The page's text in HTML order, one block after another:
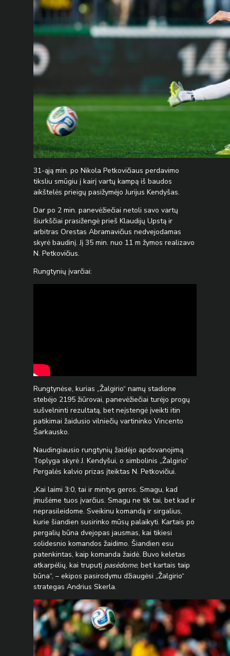
31-ąją min. po Nikola Petkovičiaus perdavimo
tiksliu smūgiu į kairį vartų kampą iš baudos
aikštelės prieigų pasižymėjo Jurijus Kendyšas.
Dar po 2 min. panevėžiečiai netoli savo vartų
šiurkščiai prasižengė prieš Klaudijų Upstą ir
arbitras Orestas Abramavičius nedvejodamas
skyrė baudinį. Jį 35 min. nuo 11 m žymos realizavo
N. Petkovičius.
Rungtynių įvarčiai:
Rungtynėse, kurias „Žalgirio“ namų stadione
stebėjo 2195 žiūrovai, panevėžiečiai turėjo progų
sušvelninti rezultatą, bet neįstengė įveikti itin
patikimai žaidusio vilniečių vartininko Vincento
Šarkausko.
Naudingiausio rungtynių žaidėjo apdovanojimą
Toplyga skyrė J. Kendyšui, o simbolinis „Žalgirio“
Pergalės kalvio prizas įteiktas N. Petkovičiui.
„Kai laimi 3:0, tai ir mintys geros. Smagu, kad
įmušėme tuos įvarčius. Smagu ne tik tai, bet kad ir
neprasileidome. Sveikinu komandą ir sirgalius,
kurie šiandien susirinko mūsų palaikyti. Kartais po
pergalių būna dvejopas jausmas, kai tikiesi
solidesnio komandos žaidimo. Šiandien esu
patenkintas, kaip komanda žaidė. Buvo keletas
atkarpėlių, kai truputį pasėdome, bet kartais taip
būna“, – ekipos pasirodymu džiaugėsi „Žalgirio“
strategas Andrius Skerla.